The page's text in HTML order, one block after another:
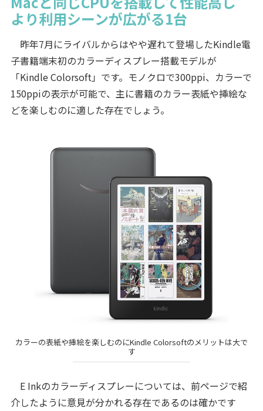
より利用シーンが広がる1台
昨年7月にライバルからはやや遅れて登場したKindle電
子書籍端末初のカラーディスプレー搭載モデルが
「Kindle Colorsoft」です。モノクロで300ppi、カラーで
150ppiの表示が可能で、主に書籍のカラー表紙や挿絵な
どを楽しむのに適した存在でしょう。
カラーの表紙や挿絵を楽しむのにKindle Colorsoftのメリットは大で
す
E Inkのカラーディスプレーについては、前ページで紹
介したように意見が分かれる存在であるのは確かです